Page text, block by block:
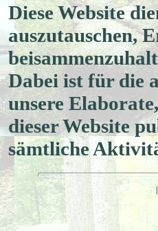
Diese Website
auszutauschen,
Dabei ist für die
unsere
dieser Website
sämtliche